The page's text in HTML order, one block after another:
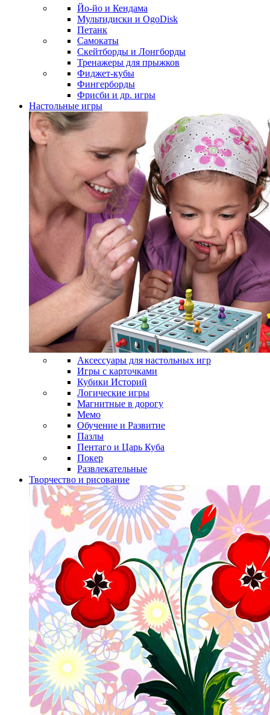
Йо-йо и Кендама
Мультидиски и OgoDisk
Петанк
Самокаты
Скейтборды и Лонгборды
Тренажеры для прыжков
Фиджет-кубы
Фингерборды
Фрисби и др. игры
Настольные игры
Аксессуары для настольных игр
Игры с карточками
Кубики Историй
Логические игры
Магнитные в дорогу
Мемо
Обучение и Развитие
Пазлы
Пентаго и Царь Куба
Покер
Развлекательные
Творчество и рисование